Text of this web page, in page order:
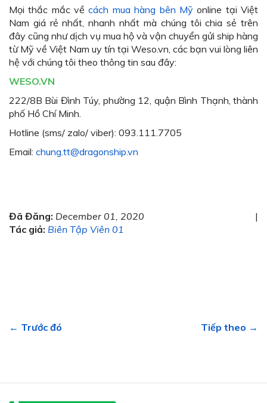
Mọi thắc mắc vềcách mua hàng bên Mỹonline tại Việt
Nam giá rẻ nhất, nhanh nhất mà chúng tôi chia sẻ trên
đây cũng như dịch vụ mua hộ và vận chuyển gửi ship hàng
từ Mỹ về Việt Nam uy tín tại Weso.vn, các bạn vui lòng liên
hệ với chúng tôi theo thông tin sau đây:
WESO.VN
222/8B Bùi Đình Túy, phường 12, quận Bình Thạnh, thành
phố Hồ Chí Minh.
Hotline (sms/ zalo/ viber): 093.111.7705
Email: chung.tt@dragonship.vn
Đã Đăng: December 01, 2020
|
Tác giả: Biên Tập Viên 01
← Trước đó Tiếp theo →